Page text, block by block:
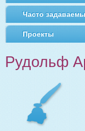
Часто
Проекты
Рудольф